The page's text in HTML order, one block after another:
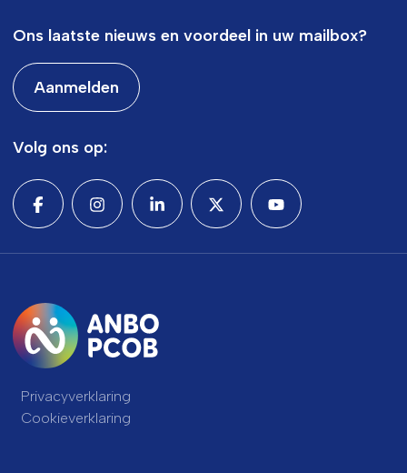
Ons laatste nieuws en voordeel in uw mailbox?
Aanmelden
Volg ons op:
Privacyverklaring
Cookieverklaring